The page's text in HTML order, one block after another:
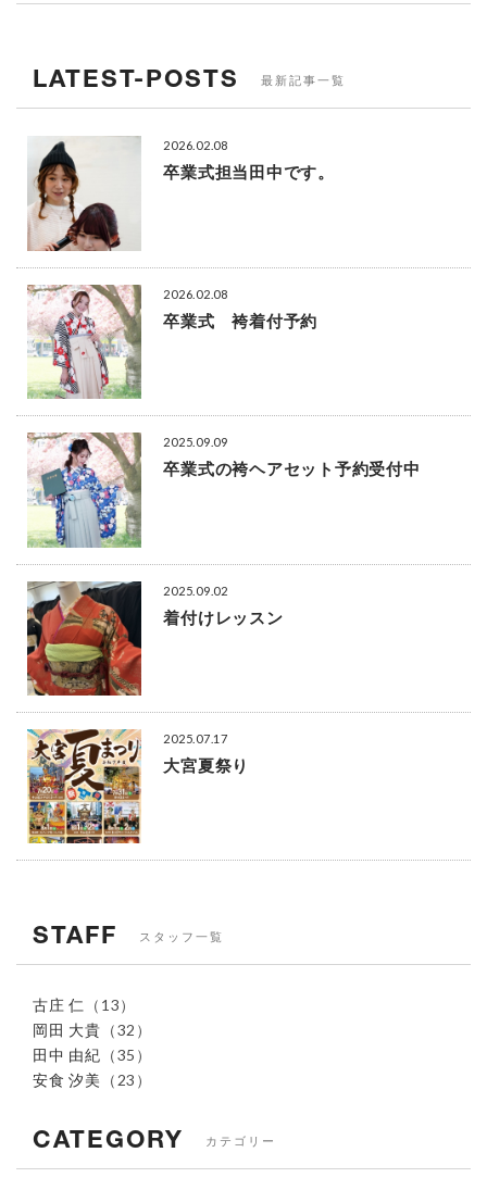
LATEST-POSTS 最新記事一覧
2026.02.08
卒業式担当田中です。
2026.02.08
卒業式 袴着付予約
2025.09.09
卒業式の袴ヘアセット予約受付中
2025.09.02
着付けレッスン
2025.07.17
大宮夏祭り
STAFF スタッフ一覧
古庄 仁
（13）
岡田 大貴 （32）
田中 由紀 （35）
安食 汐美
（23）
CATEGORY カテゴリー